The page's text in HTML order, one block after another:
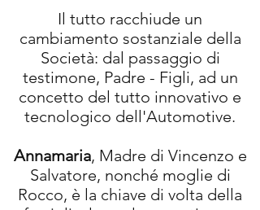
Il tutto racchiude un
cambiamento sostanziale della
Società: dal passaggio di
testimone, Padre - Figli, ad un
concetto del tutto innovativo e
tecnologico dell'Automotive.
Annamaria, Madre di Vincenzo e
Salvatore, nonché moglie di
Rocco, è la chiave di volta della